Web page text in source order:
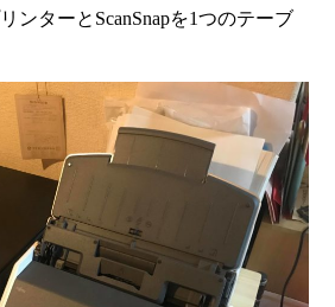
ンターとScanSnapを1つのテーブ